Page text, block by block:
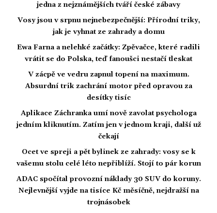
jedna z nejznámějších tváří české zábavy
Vosy jsou v srpnu nejnebezpečnější: Přírodní triky,
jak je vyhnat ze zahrady a domu
Ewa Farna a nelehké začátky: Zpěvačce, které radili
vrátit se do Polska, teď fanoušci nestačí tleskat
V zácpě ve vedru zapnul topení na maximum.
Absurdní trik zachrání motor před opravou za
desítky tisíc
Aplikace Záchranka umí nově zavolat psychologa
jedním kliknutím. Zatím jen v jednom kraji, další už
čekají
Ocet ve spreji a pět bylinek ze zahrady: vosy se k
vašemu stolu celé léto nepřiblíží. Stojí to pár korun
ADAC spočítal provozní náklady 30 SUV do koruny.
Nejlevnější vyjde na tisíce Kč měsíčně, nejdražší na
trojnásobek